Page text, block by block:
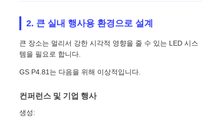
COB LED 비디오 월
투명한 LED 디스플레이
SMD LED 화면
2. 큰 실내 행사용 환경으로 설계
큰 장소는 멀리서 강한 시각적 영향을 줄 수 있는 LED 시스
템을 필요로 합니다.
GS P4.81는 다음을 위해 이상적입니다.
컨퍼런스 및 기업 행사
생성: